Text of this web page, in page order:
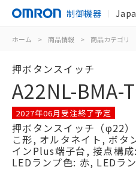
制御機器
ホーム > 商品情報 > 商品カテゴリ
押ボタンスイッチ
A22NL-BMA-
2027年06月受注終了予定
押ボタンスイッチ（φ22
こ形, オルタネイト, ボタ
インPlus端子台, 接点構
LEDランプ色: 赤, LEDラ